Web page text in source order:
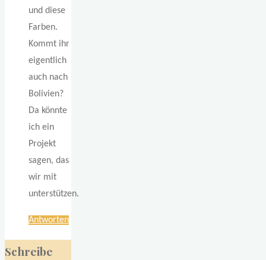
und diese
Farben.
Kommt ihr
eigentlich
auch nach
Bolivien?
Da könnte
ich ein
Projekt
sagen, das
wir mit
unterstützen.
Antworten
Schreibe